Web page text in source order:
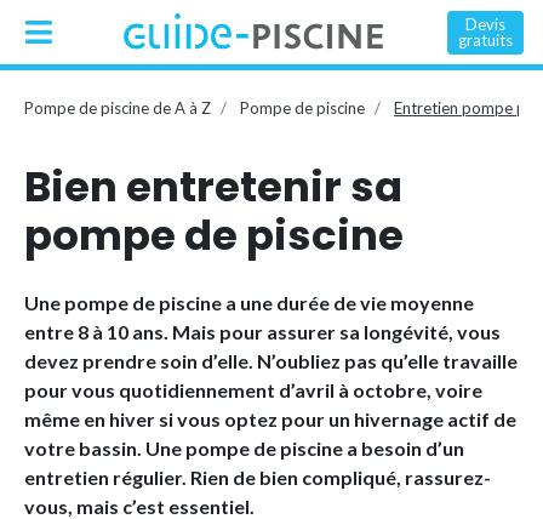
Devis
gratuits
Pompe de piscine de A à Z Pompe de piscine Entretien pompe
Bien entretenir sa
pompe de piscine
Une pompe de piscine a une durée de vie moyenne
entre 8 à 10 ans. Mais pour assurer sa longévité, vous
devez prendre soin d’elle. N’oubliez pas qu’elle travaille
pour vous quotidiennement d’avril à octobre, voire
même en hiver si vous optez pour un hivernage actif de
votre bassin. Une pompe de piscine a besoin d’un
entretien régulier. Rien de bien compliqué, rassurez-
vous, mais c’est essentiel.